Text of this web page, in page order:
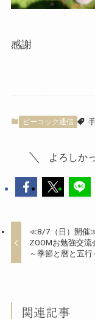
感謝
ピーコック通信
よろしか
≪8/7（日）開催
ZOOMお勉強交流
～季節と暦と五行
関連記事